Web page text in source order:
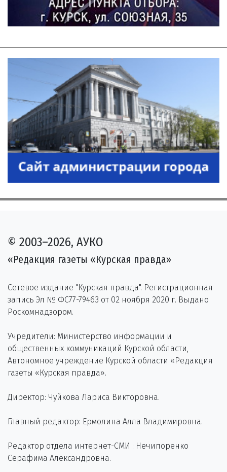
© 2003–2026, АУКО
«Редакция газеты «Курская правда»
Сетевое издание "Курская правда". Регистрационная
запись Эл № ФС77-79463 от 02 ноября 2020 г. Выдано
Роскомнадзором.
Учредители: Министерство информации и
общественных коммуникаций Курской области,
Автономное учреждение Курской области «Редакция
газеты «Курская правда».
Директор: Чуйкова Лариса Викторовна.
Главный редактор: Ермолина Алла Владимировна.
Редактор отдела интернет-СМИ : Нечипоренко
Серафима Александровна.